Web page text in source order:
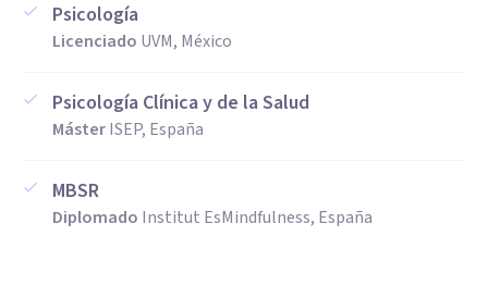
Psicología
Licenciado UVM, México
Psicología Clínica y de la Salud
MásterISEP, España
MBSR
Diplomado Institut EsMindfulness, España